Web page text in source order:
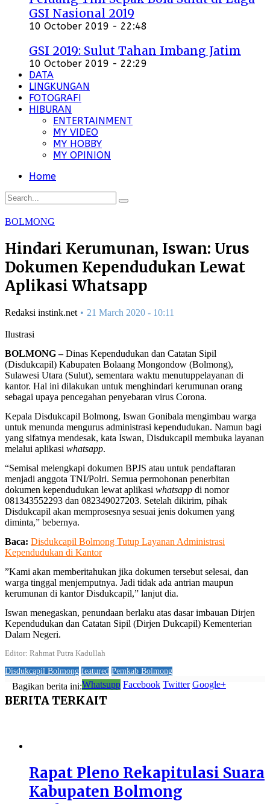
GSI Nasional 2019
10 October 2019 - 22:48
GSI 2019: Sulut Tahan Imbang Jatim
10 October 2019 - 22:29
DATA
LINGKUNGAN
FOTOGRAFI
HIBURAN
ENTERTAINMENT
MY VIDEO
MY HOBBY
MY OPINION
Home
BOLMONG
Hindari Kerumunan, Iswan: Urus
Dokumen Kependudukan Lewat
Aplikasi Whatsapp
Redaksi instink.net 21 March 2020 - 10:11
Ilustrasi
BOLMONG –Dinas Kependudukan dan Catatan Sipil
(Disdukcapil) Kabupaten Bolaang Mongondow (Bolmong),
Sulawesi Utara (Sulut), sementara waktu menutuppelayanan di
kantor. Hal ini dilakukan untuk menghindari kerumunan orang
sebagai upaya pencegahan penyebaran virus Corona.
Kepala Disdukcapil Bolmong, Iswan Gonibala mengimbau warga
untuk menunda mengurus administrasi kependudukan. Namun bagi
yang sifatnya mendesak, kata Iswan, Disdukcapil membuka layanan
melalui aplikasi whatsapp.
“Semisal melengkapi dokumen BPJS atau untuk pendaftaran
menjadi anggota TNI/Polri. Semua permohonan penerbitan
dokumen kependudukan lewat aplikasi whatsapp di nomor
081343552293 dan 082349027203. Setelah dikirim, pihak
Disdukcapil akan memprosesnya sesuai jenis dokumen yang
diminta,” bebernya.
Baca: Disdukcapil Bolmong Tutup Layanan Administrasi
Kependudukan di Kantor
”Kami akan memberitahukan jika dokumen tersebut selesai, dan
warga tinggal menjemputnya. Jadi tidak ada antrian maupun
kerumunan di kantor Disdukcapil,” lanjut dia.
Iswan menegaskan, penundaan berlaku atas dasar imbauan Dirjen
Kependudukan dan Catatan Sipil (Dirjen Dukcapil) Kementerian
Dalam Negeri.
Editor: Rahmat Putra Kadullah
Disdukcapil Bolmong featured Pemkab Bolmong
Bagikan berita ini:Whatsupp Facebook Twitter Google+
BERITA TERKAIT
Rapat Pleno Rekapitulasi Suara
Kabupaten Bolmong